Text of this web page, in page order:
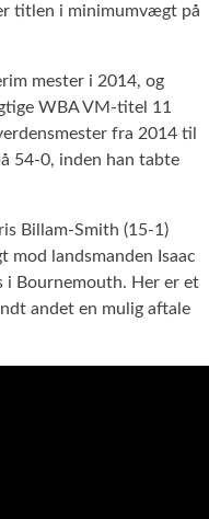
titlen i minimumvægt på
mester i 2014, og
WBA VM-titel 11
fra 2014 til
54-0, inden han tabte
Billam-Smith (15-1)
landsmanden Isaac
i Bournemouth. Her er et
andet en mulig aftale